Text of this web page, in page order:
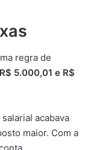
regra de
R$ 5.000,01 e R$
acabava
maior. Com a